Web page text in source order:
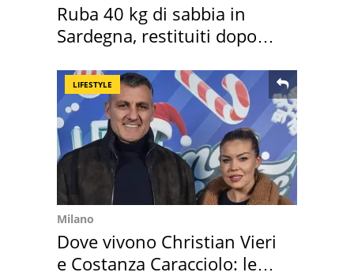
Ruba 40 kg di sabbia in
Sardegna, restituiti dopo
LIFESTYLE
Milano
Dove vivono Christian Vieri
e Costanza Caracciolo: le